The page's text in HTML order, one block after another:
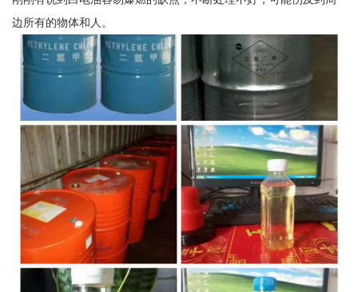
边所有的物体和人。